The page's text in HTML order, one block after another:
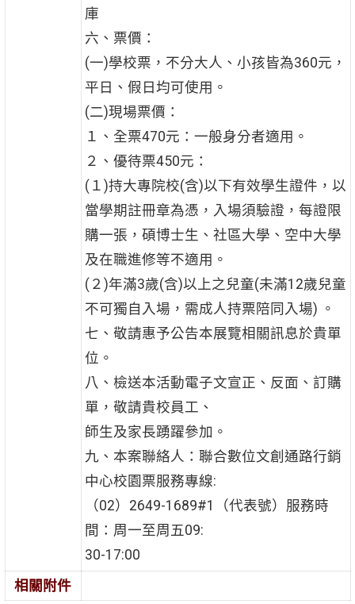
庫
六、票價：
(一)學校票，不分大人、小孩皆為360元，
平日、假日均可使用。
(二)現場票價：
１、全票470元：一般身分者適用。
２、優待票450元：
(１)持大專院校(含)以下有效學生證件，以
當學期註冊章為憑，入場須驗證，每證限
購一張，碩博士生、社區大學、空中大學
及在職進修等不適用。
(２)年滿3歲(含)以上之兒童(未滿12歲兒童
不可獨自入場，需成人持票陪同入場) 。
七、敬請惠予公告本展覽相關訊息於貴單
位。
八、檢送本活動電子文宣正、反面、訂購
單，敬請貴校員工、
師生及家長踴躍參加。
九、本案聯絡人：聯合數位文創通路行銷
中心校園票服務專線:
（02）2649-1689#1（代表號）服務時
間：周一至周五09:
30-17:00
相關附件